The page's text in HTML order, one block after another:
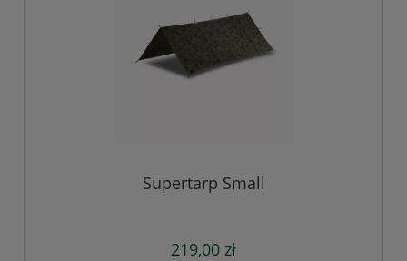
Supertarp Small
219,00 zł